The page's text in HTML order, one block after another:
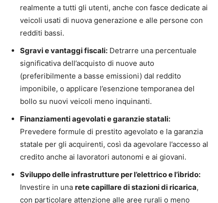
realmente a tutti gli utenti, anche con fasce dedicate ai
veicoli usati di nuova generazione e alle persone con
redditi bassi.
Sgravi e vantaggi fiscali: Detrarre una percentuale
significativa dell’acquisto di nuove auto
(preferibilmente a basse emissioni) dal reddito
imponibile, o applicare l’esenzione temporanea del
bollo su nuovi veicoli meno inquinanti.
Finanziamenti agevolati e garanzie statali:
Prevedere formule di prestito agevolato e la garanzia
statale per gli acquirenti, così da agevolare l’accesso al
credito anche ai lavoratori autonomi e ai giovani.
Sviluppo delle infrastrutture per l’elettrico e l’ibrido:
Investire in una rete capillare di stazioni di ricarica,
con particolare attenzione alle aree rurali o meno